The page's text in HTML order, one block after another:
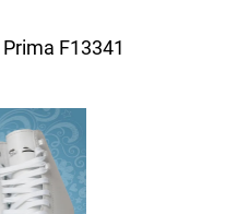
F13341